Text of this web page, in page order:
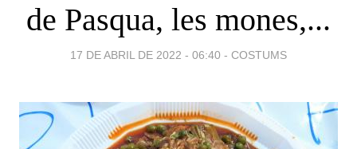
de Pasqua, les mones,...
17 DE ABRIL DE 2022 - 06:40 - COSTUMS